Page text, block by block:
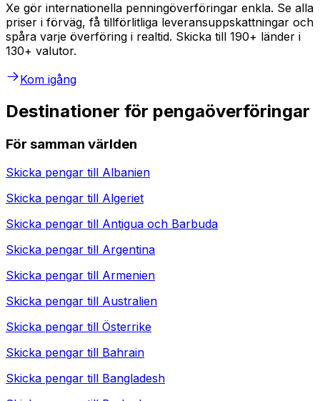
Xe gör internationella penningöverföringar enkla. Se alla
priser i förväg, få tillförlitliga leveransuppskattningar och
spåra varje överföring i realtid. Skicka till 190+ länder i
130+ valutor.
Kom igång
Destinationer för pengaöverföringar
För samman världen
Skicka pengar till Albanien
Skicka pengar till Algeriet
Skicka pengar till Antigua och Barbuda
Skicka pengar till Argentina
Skicka pengar till Armenien
Skicka pengar till Australien
Skicka pengar till Österrike
Skicka pengar till Bahrain
Skicka pengar till Bangladesh